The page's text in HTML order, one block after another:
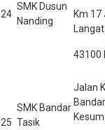
24
SMK Dusun
Nanding
Km 17
Langat
43100
25
SMK Bandar
Tasik
Jalan